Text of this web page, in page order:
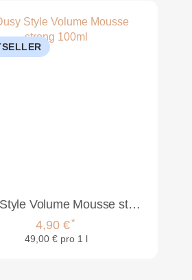
Dusy Style Volume Mousse strong 100ml
4,90 €*
49,00 € pro 1 l